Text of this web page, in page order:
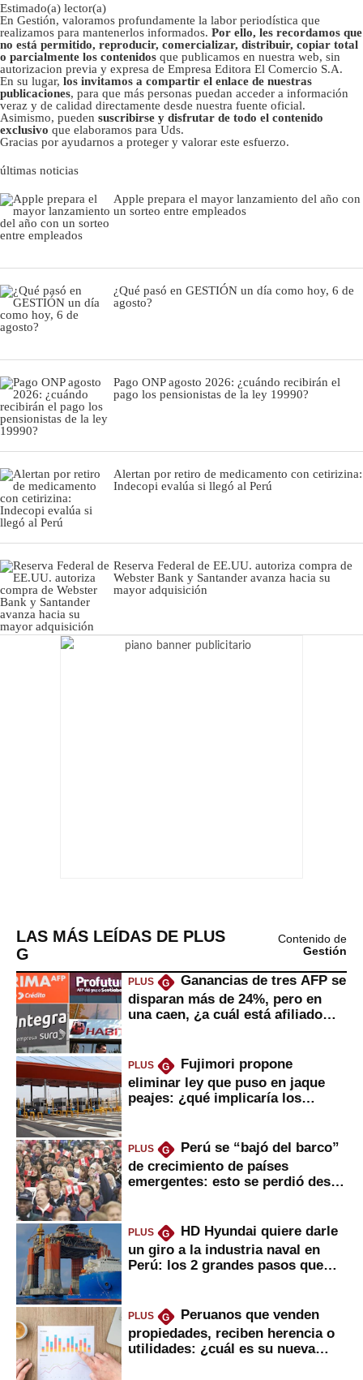
Estimado(a) lector(a)
En Gestión, valoramos profundamente la labor periodística que
realizamos para mantenerlos informados. Por ello, les recordamos que
no está permitido, reproducir, comercializar, distribuir, copiar total
o parcialmente los contenidos que publicamos en nuestra web, sin
autorizacion previa y expresa de Empresa Editora El Comercio S.A.
En su lugar, los invitamos a compartir el enlace de nuestras
publicaciones, para que más personas puedan acceder a información
veraz y de calidad directamente desde nuestra fuente oficial.
Asimismo, pueden suscribirse y disfrutar de todo el contenido
exclusivo que elaboramos para Uds.
Gracias por ayudarnos a proteger y valorar este esfuerzo.
últimas noticias
Apple prepara el mayor lanzamiento del año con
un sorteo entre empleados
¿Qué pasó en GESTIÓN un día como hoy, 6 de
agosto?
Pago ONP agosto 2026: ¿cuándo recibirán el
pago los pensionistas de la ley 19990?
Alertan por retiro de medicamento con cetirizina:
Indecopi evalúa si llegó al Perú
Reserva Federal de EE.UU. autoriza compra de
Webster Bank y Santander avanza hacia su
mayor adquisición
LAS MÁS LEÍDAS DE PLUS
G
Contenido de
Gestión
PLUS G
Ganancias de tres AFP se
disparan más de 24%, pero en
una caen, ¿a cuál está afiliado
PLUS G
Fujimori propone
eliminar ley que puso en jaque
peajes: ¿qué implicaría los
PLUS G
Perú se “bajó del barco”
de crecimiento de países
emergentes: esto se perdió desde
PLUS G
HD Hyundai quiere darle
un giro a la industria naval en
Perú: los 2 grandes pasos que
PLUS G
Peruanos que venden
propiedades, reciben herencia o
utilidades: ¿cuál es su nueva